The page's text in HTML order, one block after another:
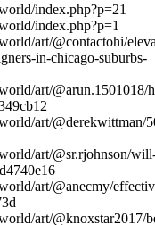
index.php?p=21
index.php?p=1
art/@contactohi/
in-chicago-suburbs-
art/@arun.1501018/
art/@derekwittman/
art/@sr.rjohnson/
art/@anecmy/
art/@knoxstar2017/